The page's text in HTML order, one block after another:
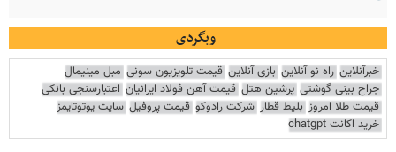
وبگردی
خبرآنلاین راه نو آنلاین بازی آنلاین قیمت تلویزیون سونی مبل مینیمال
جراح بینی گوشتی پرشین هتل قیمت آهن فولاد ایرانیان اعتبارسنجی بانکی
قیمت طلا امروز بلیط قطار شرکت رادوکو قیمت پروفیل سایت یوتوتایمز
خرید اکانت chatgpt